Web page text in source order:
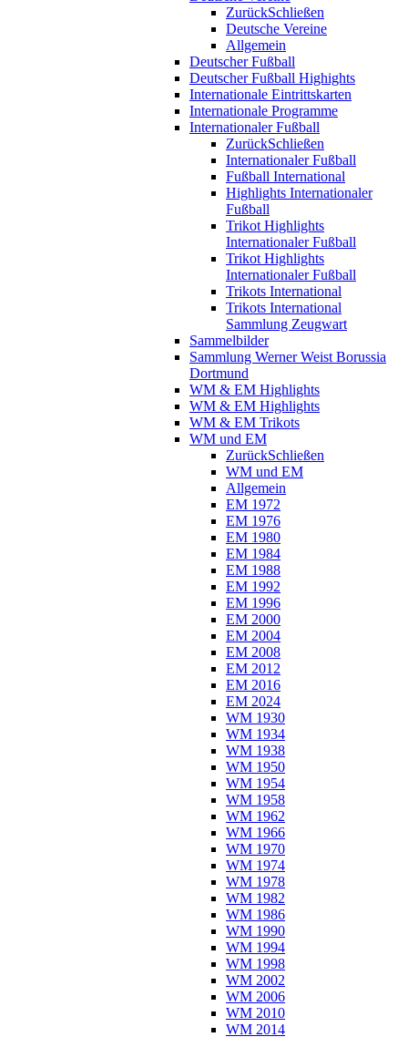
ZurückSchließen
Deutsche Vereine
Allgemein
Deutscher Fußball
Deutscher Fußball Highights
Internationale Eintrittskarten
Internationale Programme
Internationaler Fußball
ZurückSchließen
Internationaler Fußball
Fußball International
Highlights Internationaler
Fußball
Trikot Highlights
Internationaler Fußball
Trikot Highlights
Internationaler Fußball
Trikots International
Trikots International
Sammlung Zeugwart
Sammelbilder
Sammlung Werner Weist Borussia
Dortmund
WM & EM Highlights
WM & EM Highlights
WM & EM Trikots
WM und EM
ZurückSchließen
WM und EM
Allgemein
EM 1972
EM 1976
EM 1980
EM 1984
EM 1988
EM 1992
EM 1996
EM 2000
EM 2004
EM 2008
EM 2012
EM 2016
EM 2024
WM 1930
WM 1934
WM 1938
WM 1950
WM 1954
WM 1958
WM 1962
WM 1966
WM 1970
WM 1974
WM 1978
WM 1982
WM 1986
WM 1990
WM 1994
WM 1998
WM 2002
WM 2006
WM 2010
WM 2014